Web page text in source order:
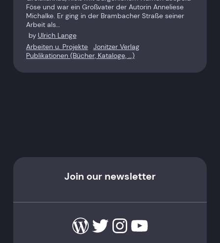
Föse und war ein Großvater der Autorin Anneliese
Michalke. Er ging in der Brambacher Straße seiner
Arbeit als…
by Ulrich Lange
Arbeiten u. Projekte
Jonitzer Verlag
Publikationen (Bücher, Kataloge, …)
Join our newsletter
WordPress
TwitterInstagram
YouTube